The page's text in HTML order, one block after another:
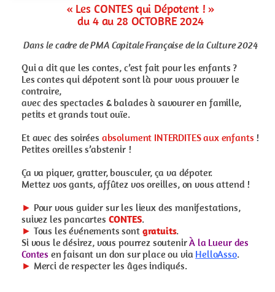
« Les CONTES qui Dépotent ! »
du 4 au 28 OCTOBRE 2024
Dans le cadre de PMA Capitale Française de la Culture 2024
Qui a dit que les contes, c’est fait pour les enfants ?
Les contes qui dépotent sont là pour vous prouver le
contraire,
avec des spectacles & balades à savourer en famille,
petits et grands tout ouïe.
Et avec des soirées absolument INTERDITES aux enfants !
Petites oreilles s’abstenir !
Ça va piquer, gratter, bousculer, ça va dépoter.
Mettez vos gants, affûtez vos oreilles, on vous attend !
► Pour vous guider sur les lieux des manifestations,
suivez les pancartes CONTES.
► Tous les événements sont gratuits.
Si vous le désirez, vous pourrez soutenirÀ la Lueur des
Contes en faisant un don sur place ou via HelloAsso.
► Merci de respecter les âges indiqués.